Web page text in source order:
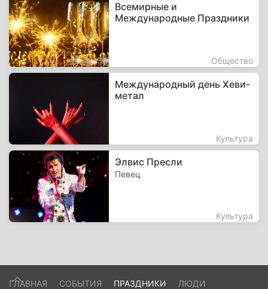
Всемирные и
Международные Праздники
Общество
Международный день Хеви-
метал
Культура
Элвис Пресли
Певец
Культура
ГЛАВНАЯ СОБЫТИЯ ПРАЗДНИКИ
ЛЮДИ